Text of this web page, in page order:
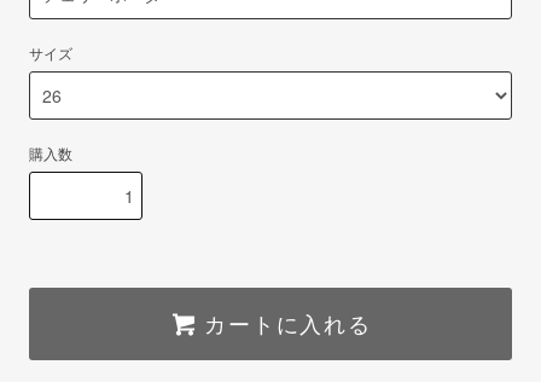
サイズ
購入数
カートに入れる